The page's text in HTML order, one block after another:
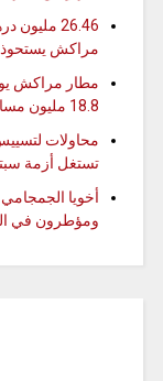
مراكش
مطار مراكش
18.8 مليون مسافر في ستة أشهر
تستغل أزمة
أخويا
ومؤطرون في